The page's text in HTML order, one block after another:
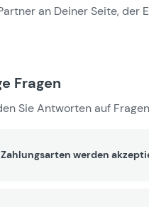
an Deiner Seite, der
Fragen
Sie Antworten auf
werden